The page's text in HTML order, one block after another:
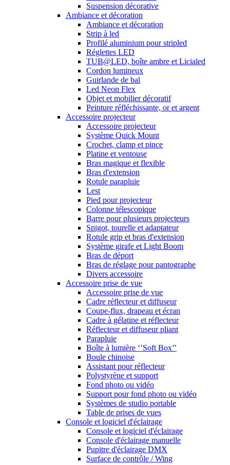
Suspension décorative
Ambiance et décoration
Ambiance et décoration
Strip à led
Profilé aluminium pour stripled
Réglettes LED
TUB@LED, boîte ambre et Licialed
Cordon lumineux
Guirlande de bal
Led Neon Flex
Objet et mobilier décoratif
Peinture réfléchissante, or et argent
Accessoire projecteur
Accessoire projecteur
Système Quick Mount
Crochet, clamp et pince
Platine et ventouse
Bras magique et flexible
Bras d'extension
Rotule parapluie
Lest
Pied pour projecteur
Colonne télescopique
Barre pour plusieurs projecteurs
Spigot, tourelle et adaptateur
Rotule grip et bras d'extension
Système girafe et Light Boom
Bras de déport
Bras de réglage pour pantographe
Divers accessoire
Accessoire prise de vue
Accessoire prise de vue
Cadre réflecteur et diffuseur
Coupe-flux, drapeau et écran
Cadre à gélatine et réflecteur
Réflecteur et diffuseur pliant
Parapluie
Boîte à lumière ‘’Soft Box’’
Boule chinoise
Assistant pour réflecteur
Polystyrène et support
Fond photo ou vidéo
Support pour fond photo ou vidéo
Systèmes de studio portable
Table de prises de vues
Console et logiciel d'éclairage
Console et logiciel d'éclairage
Console d'éclairage manuelle
Pupitre d'éclairage DMX
Surface de contrôle / Wing